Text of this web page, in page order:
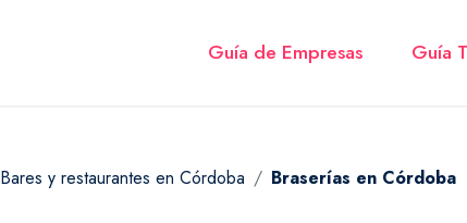
Guía de Empresas Guía
Bares y restaurantes en Córdoba Braserías en Córdoba